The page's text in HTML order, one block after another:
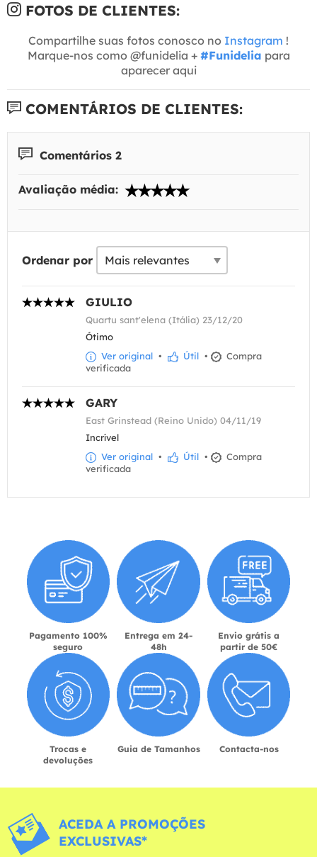
FOTOS DE CLIENTES:
Compartilhe suas fotos conosco no Instagram !
Marque-nos como @funidelia + #Funidelia para
aparecer aqui
COMENTÁRIOS DE CLIENTES:
Comentários 2
Avaliação média:
Ordenar por
GIULIO
Quartu sant'elena (Itália) 23/12/20
Ótimo
Ver original • Útil •
Compra
verificada
GARY
East Grinstead (Reino Unido) 04/11/19
Incrível
Ver original • Útil •
Compra
verificada
Pagamento 100%
seguro
Entrega em 24-
48h
Envio grátis a
partir de 50€
Trocas e
devoluções
Guia de Tamanhos Contacta-nos
ACEDA A PROMOÇÕES
EXCLUSIVAS*